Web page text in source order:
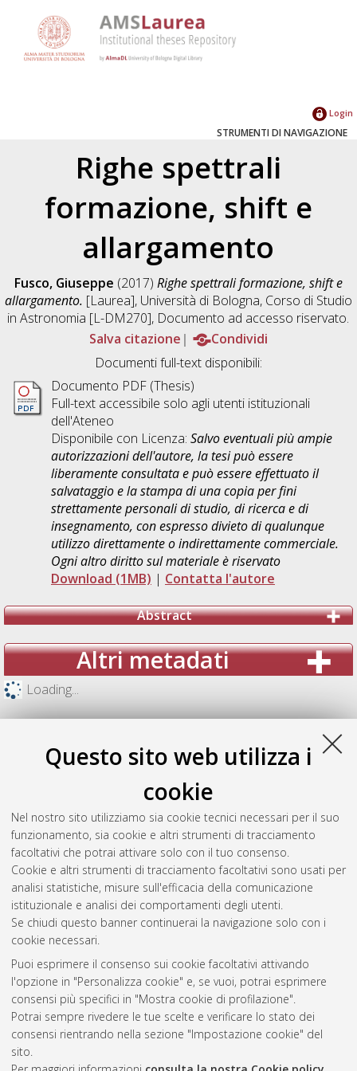
Questo sito web utilizza i
cookie
Nel nostro sito utilizziamo sia cookie tecnici necessari per il suo
funzionamento, sia cookie e altri strumenti di tracciamento
facoltativi che potrai attivare solo con il tuo consenso.
Cookie e altri strumenti di tracciamento facoltativi sono usati per
analisi statistiche, misure sull'efficacia della comunicazione
istituzionale e analisi dei comportamenti degli utenti.
Se chiudi questo banner continuerai la navigazione solo con i
cookie necessari.
Puoi esprimere il consenso sui cookie facoltativi attivando
l'opzione in "Personalizza cookie" e, se vuoi, potrai esprimere
consensi più specifici in "Mostra cookie di profilazione".
Potrai sempre rivedere le tue scelte e verificare lo stato dei
consensi rientrando nella sezione "Impostazione cookie" del
sito.
Login
STRUMENTI DI NAVIGAZIONE
Righe spettrali
formazione, shift e
allargamento
Fusco, Giuseppe (2017) Righe spettrali formazione, shift e
allargamento. [Laurea], Università di Bologna, Corso di Studio
inAstronomia [L-DM270], Documento ad accesso riservato.
Salva citazione
Condividi
Documenti full-text disponibili:
Documento PDF (Thesis)
Full-text accessibile solo agli utenti istituzionali
dell'Ateneo
Disponibile con Licenza: Salvo eventuali più ampie
autorizzazioni dell'autore, la tesi può essere
liberamente consultata e può essere effettuato il
salvataggio e la stampa di una copia per fini
strettamente personali di studio, di ricerca e di
insegnamento, con espresso divieto di qualunque
utilizzo direttamente o indirettamente commerciale.
Ogni altro diritto sul materiale è riservato
Download (1MB) | Contatta l'autore
Abstract
Altri metadati
Loading...
Gestione del documento:
Atom
Rss 1.0
Rss 2.0